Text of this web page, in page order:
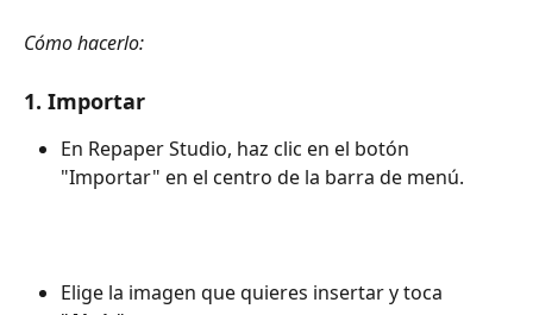
Cómo hacerlo:
1. Importar
En Repaper Studio, haz clic en el botón
"Importar" en el centro de la barra de menú.
Elige la imagen que quieres insertar y toca